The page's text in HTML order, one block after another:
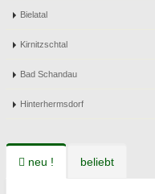
Bielatal
Kirnitzschtal
Bad Schandau
Hinterhermsdorf
neu ! beliebt